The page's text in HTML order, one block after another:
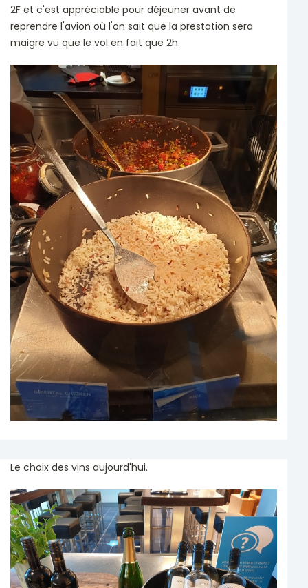
2F et c'est appréciable pour déjeuner avant de
reprendre l'avion où l'on sait que la prestation sera
maigre vu que le vol en fait que 2h.
Le choix des vins aujourd'hui.